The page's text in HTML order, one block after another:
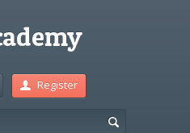
Register